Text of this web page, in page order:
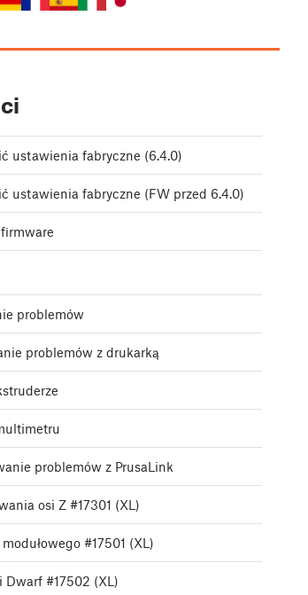
ustawienia fabryczne (6.4.0)
ustawienia fabryczne (FW przed 6.4.0)
problemów
problemów z drukarką
problemów z PrusaLink
osi Z #17301 (XL)
modułowego #17501 (XL)
Dwarf #17502 (XL)